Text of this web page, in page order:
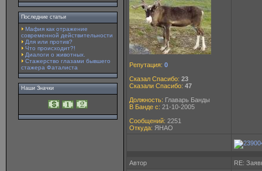
Последние статьи
Мафия как отражение
современной действительности
Для или против?
Что происходит?!
Диалоги о животных.
Стажерство глазами бывшего
стажера Фаталиста
Наши Значки
Репутация: 0
Сказал Спасибо: 23
Сказали Спасибо: 47
Должность: Главарь Банды
В Банде с: 21-10-2005
Сообщений: 2251
Откуда: ЯНАО
Автор
RE: